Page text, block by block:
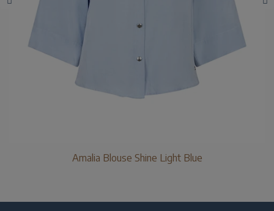
Amalia Blouse Shine Light Blue